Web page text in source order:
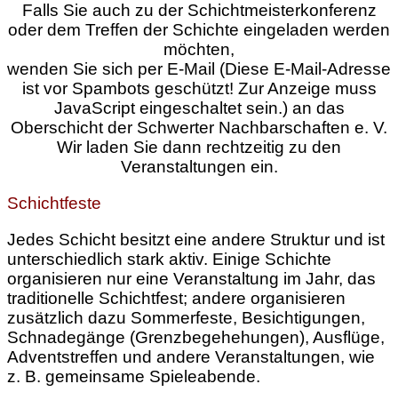
Falls Sie auch zu der Schichtmeisterkonferenz
oder dem Treffen der Schichte eingeladen werden
möchten,
wenden Sie sich per E-Mail (Diese E-Mail-Adresse
ist vor Spambots geschützt! Zur Anzeige muss
JavaScript eingeschaltet sein.) an das
Oberschicht der Schwerter Nachbarschaften e. V.
Wir laden Sie dann rechtzeitig zu den
Veranstaltungen ein.
Schichtfeste
Jedes Schicht besitzt eine andere Struktur und ist
unterschiedlich stark aktiv. Einige Schichte
organisieren nur eine Veranstaltung im Jahr, das
traditionelle Schichtfest; andere organisieren
zusätzlich dazu Sommerfeste, Besichtigungen,
Schnadegänge (Grenzbegehehungen), Ausflüge,
Adventstreffen und andere Veranstaltungen, wie
z. B. gemeinsame Spieleabende.